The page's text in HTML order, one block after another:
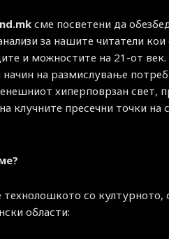
сме посветени да
за нашите читатели
и можностите на 21-от
начин на размислување
хиперповрзан свет,
клучните пресечни точки на
технолошкото со културното,
области: